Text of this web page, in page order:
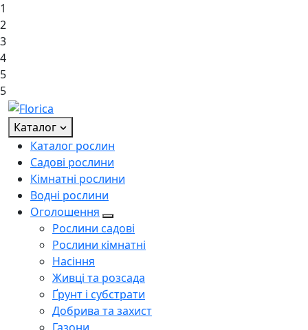
1
2
3
4
5
5
Каталог
Каталог рослин
Садові рослини
Кімнатні рослини
Водні рослини
Оголошення
Рослини садові
Рослини кімнатні
Насіння
Живці та розсада
Ґрунт і субстрати
Добрива та захист